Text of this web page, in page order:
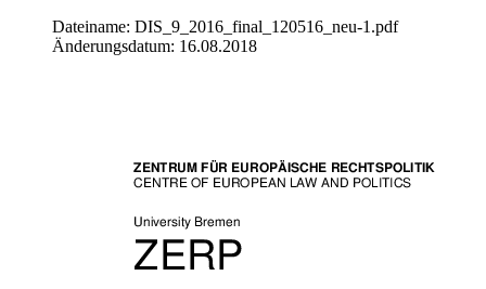
Dateiname: DIS_9_2016_final_120516_neu-1.pdf
Änderungsdatum: 16.08.2018